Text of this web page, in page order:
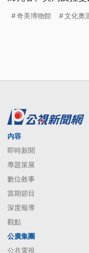
榜。
奇美博物館 文化奧
內容
即時新聞
專題策展
數位敘事
當期節目
深度報導
觀點
公廣集團
公共電視